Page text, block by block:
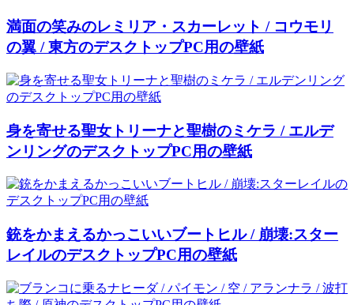
満面の笑みのレミリア・スカーレット / コウモリ
の翼 / 東方のデスクトップPC用の壁紙
身を寄せる聖女トリーナと聖樹のミケラ / エルデ
ンリングのデスクトップPC用の壁紙
銃をかまえるかっこいいブートヒル / 崩壊:スター
レイルのデスクトップPC用の壁紙